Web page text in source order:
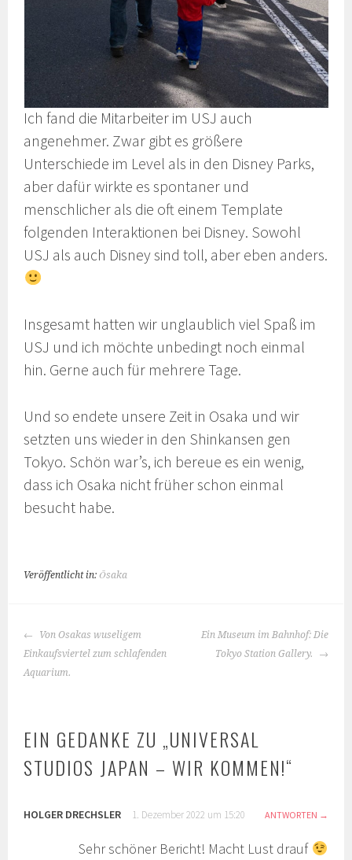
Ich fand die Mitarbeiter im USJ auch
angenehmer. Zwar gibt es größere
Unterschiede im Level als in den Disney Parks,
aber dafür wirkte es spontaner und
menschlicher als die oft einem Template
folgenden Interaktionen bei Disney. Sowohl
USJ als auch Disney sind toll, aber eben anders.
Insgesamt hatten wir unglaublich viel Spaß im
USJ und ich möchte unbedingt noch einmal
hin. Gerne auch für mehrere Tage.
Und so endete unsere Zeit in Osaka und wir
setzten uns wieder in den Shinkansen gen
Tokyo. Schön war’s, ich bereue es ein wenig,
dass ich Osaka nicht früher schon einmal
besucht habe.
Veröffentlicht in: Ōsaka
BEITRAGS-
NAVIGATION
Von Osakas wuseligem
Einkaufsviertel zum schlafenden
Aquarium.
Ein Museum im Bahnhof: Die
Tokyo Station Gallery.
EIN GEDANKE ZU „UNIVERSAL
STUDIOS JAPAN – WIR KOMMEN!“
HOLGER DRECHSLER 1. Dezember 2022 um 15:20 ANTWORTEN
Sehr schöner Bericht! Macht Lust drauf